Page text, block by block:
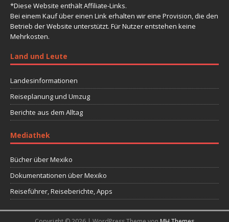
*Diese Website enthält Affiliate-Links.
Bei einem Kauf über einen Link erhalten wir eine Provision, die den
Betrieb der Website unterstützt. Für Nutzer entstehen keine
Mehrkosten.
Land und Leute
Landesinformationen
Reiseplanung und Umzug
Berichte aus dem Alltag
Mediathek
Bücher über Mexiko
Dokumentationen über Mexiko
Reiseführer, Reiseberichte, Apps